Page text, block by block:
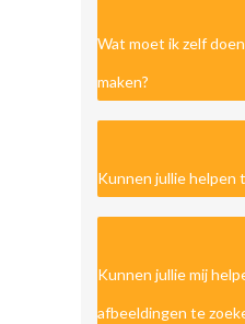
Wat moet ik zelf
maken?
Kunnen jullie helpen
Kunnen jullie mij
afbeeldingen te